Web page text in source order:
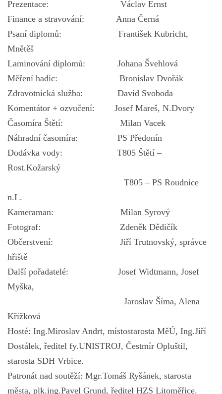
Prezentace: Václav Ernst
Finance a stravování: Anna Černá
Psaní diplomů: František Kubricht,
Mnětěš
Laminování diplomů: Johana Švehlová
Měření hadic: Bronislav Dvořák
Zdravotnická služba: David Svoboda
Komentátor + ozvučení: Josef Mareš, N.Dvory
Časomíra Štětí: Milan Vacek
Náhradní časomíra: PS Předonín
Dodávka vody: T805 Štětí –
Rost.Kožarský
T805 – PS Roudnice
n.L.
Kameraman: Milan Syrový
Fotograf: Zdeněk Dědičík
Občerstvení: Jiří Trutnovský, správce
hřiště
Další pořadatelé: Josef Widtmann, Josef
Myška,
Jaroslav Šíma, Alena
Křížková
Hosté: Ing.Miroslav Andrt, místostarosta MěÚ, Ing.Jiří
Dostálek, ředitel fy.UNISTROJ, Čestmír Opluštil,
starosta SDH Vrbice.
Patronát nad soutěží: Mgr.Tomáš Ryšánek, starosta
města, plk.ing.Pavel Grund, ředitel HZS Litoměřice.